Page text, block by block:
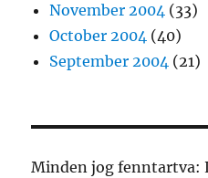
November 2004 (33)
October 2004 (40)
September 2004 (21)
Minden jog fenntartva: